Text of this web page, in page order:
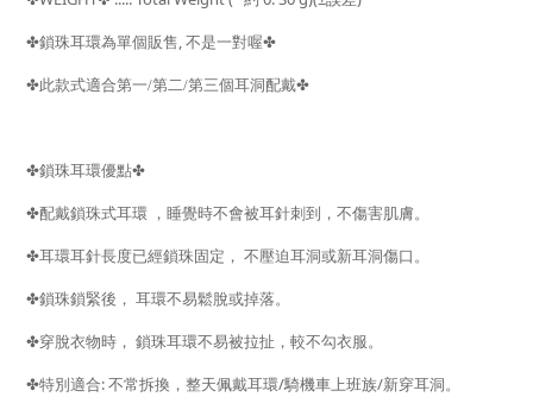
✤鎖珠耳環為單個販售, 不是一對喔✤
✤此款式適合第一/第二/第三個耳洞配戴✤
✤鎖珠耳環優點✤
✤配戴鎖珠式耳環 ，睡覺時不會被耳針刺到，不傷害肌膚。
✤耳環耳針長度已經鎖珠固定， 不壓迫耳洞或新耳洞傷口。
✤鎖珠鎖緊後， 耳環不易鬆脫或掉落。
✤穿脫衣物時， 鎖珠耳環不易被拉扯，較不勾衣服。
✤特別適合: 不常拆換，整天佩戴耳環/騎機車上班族/新穿耳洞。